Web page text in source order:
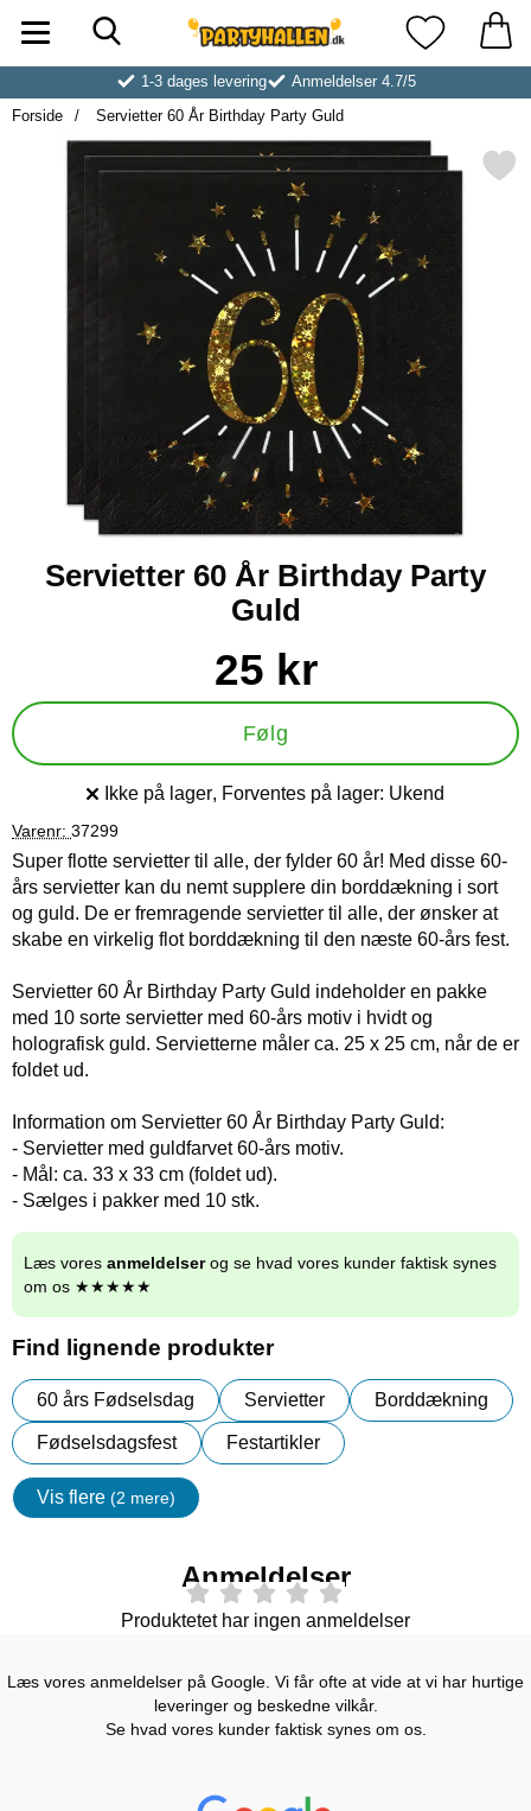
Startside for Partyhallen AB Mine
1-3 dages levering
Anmeldelser 4.7/5
Forside
Servietter 60 År Birthday Party Guld
Markér servietter 60 År
Servietter 60 År Birthday Party
Guld
Køb dette produkt Servietter 60 År Birthday Party Guld
pris
25 kr
Følg
Produkttilgængelighed:
Ikke på lager, Forventes på lager: Ukend
Varenr: 37299
Super flotte servietter til alle, der fylder 60 år! Med disse 60-
års servietter kan du nemt supplere din borddækning i sort
og guld. De er fremragende servietter til alle, der ønsker at
skabe en virkelig flot borddækning til den næste 60-års fest.
Servietter 60 År Birthday Party Guld indeholder en pakke
med 10 sorte servietter med 60-års motiv i hvidt og
holografisk guld. Servietterne måler ca. 25 x 25 cm, når de er
foldet ud.
Information om Servietter 60 År Birthday Party Guld:
- Servietter med guldfarvet 60-års motiv.
- Mål: ca. 33 x 33 cm (foldet ud).
- Sælges i pakker med 10 stk.
Læs vores anmeldelserog se hvad vores kunder faktisk synes
om os ★★★★★
Find lignende produkter
60 års Fødselsdag Servietter Borddækning
Fødselsdagsfest Festartikler
Vis flere (2 mere)
Egenskaper
Anmeldelser
Produktetet har ingen anmeldelser
Læs vores anmeldelser på Google. Vi får ofte at vide at vi har hurtige
leveringer og beskedne vilkår.
Se hvad vores kunder faktisk synes om os.
Prisjakt Anmeldelser: 4.7 Stjerne